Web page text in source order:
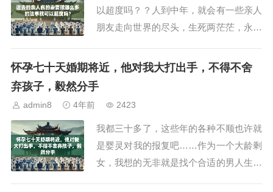
以超度吗？？人到中年，就会有一些亲人
朋友走向世界的尽头，生死两茫茫，永远
过了才知道。人生两茫茫，在哀嚎无助
中，不知如何来说出心头的感觉，心里堵
去一位亲人，就...
怀孕七十天婚期将近，他对我大打出手，不得不舍
弃孩子，毅然分手
admin8 4年前 2423
我都三十多了，这些年的各种不顺也许就
是婴灵对我的报复吧……作为一个大龄剩
女，我想的无非就是找个合适的男人生个